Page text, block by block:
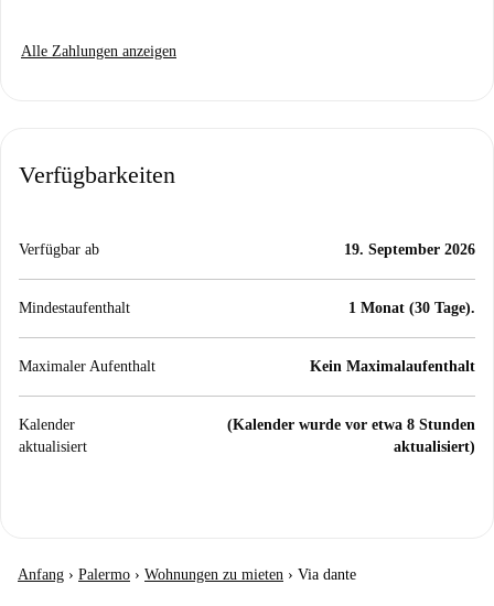
Alle Zahlungen anzeigen
Verfügbarkeiten
Verfügbar ab 19. September 2026
Mindestaufenthalt 1 Monat (30 Tage).
Maximaler Aufenthalt Kein Maximalaufenthalt
Kalender
aktualisiert
(Kalender wurde vor etwa 8 Stunden
aktualisiert)
Anfang › Palermo › Wohnungen zu mieten › Via dante